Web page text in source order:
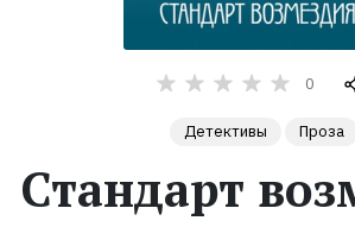
Экранизации
0
Детективы Проза
Стандарт